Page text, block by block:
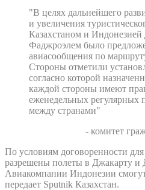
"В целях дальнейшего
и увеличения
Казахстаном и
Фаджроэлем было
авиасообщения по
Стороны отметили
согласно которой
каждой стороны имеют
еженедельных регулярных
между странами"
- комитет
По условиям договоренности
разрешены полеты в Джакарту и
Авиакомпании Индонезии
передает Sputnik Казахстан.